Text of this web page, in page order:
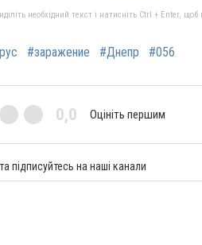
необхідний текст і натисніть Ctrl + Enter,
#заражение #Днепр #056
0,0 Оцініть першим
підписуйтесь на наші канали